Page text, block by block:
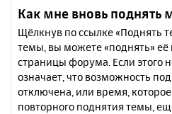
Как мне вновь поднять
Щёлкнув по ссылке «Поднять
темы, вы можете «поднять»
страницы форума. Если этого
означает, что возможность
отключена, или время,
повторного поднятия темы,